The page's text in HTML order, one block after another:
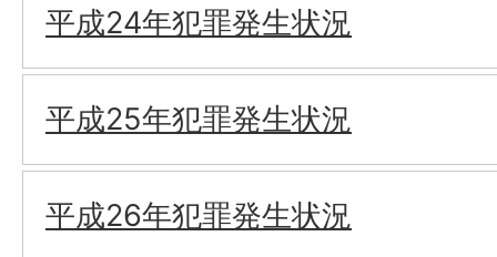
平成24年犯罪発生状況
平成25年犯罪発生状況
平成26年犯罪発生状況